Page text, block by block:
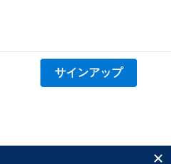
サインアップ